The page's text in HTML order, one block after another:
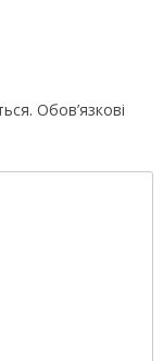
Обов’язкові